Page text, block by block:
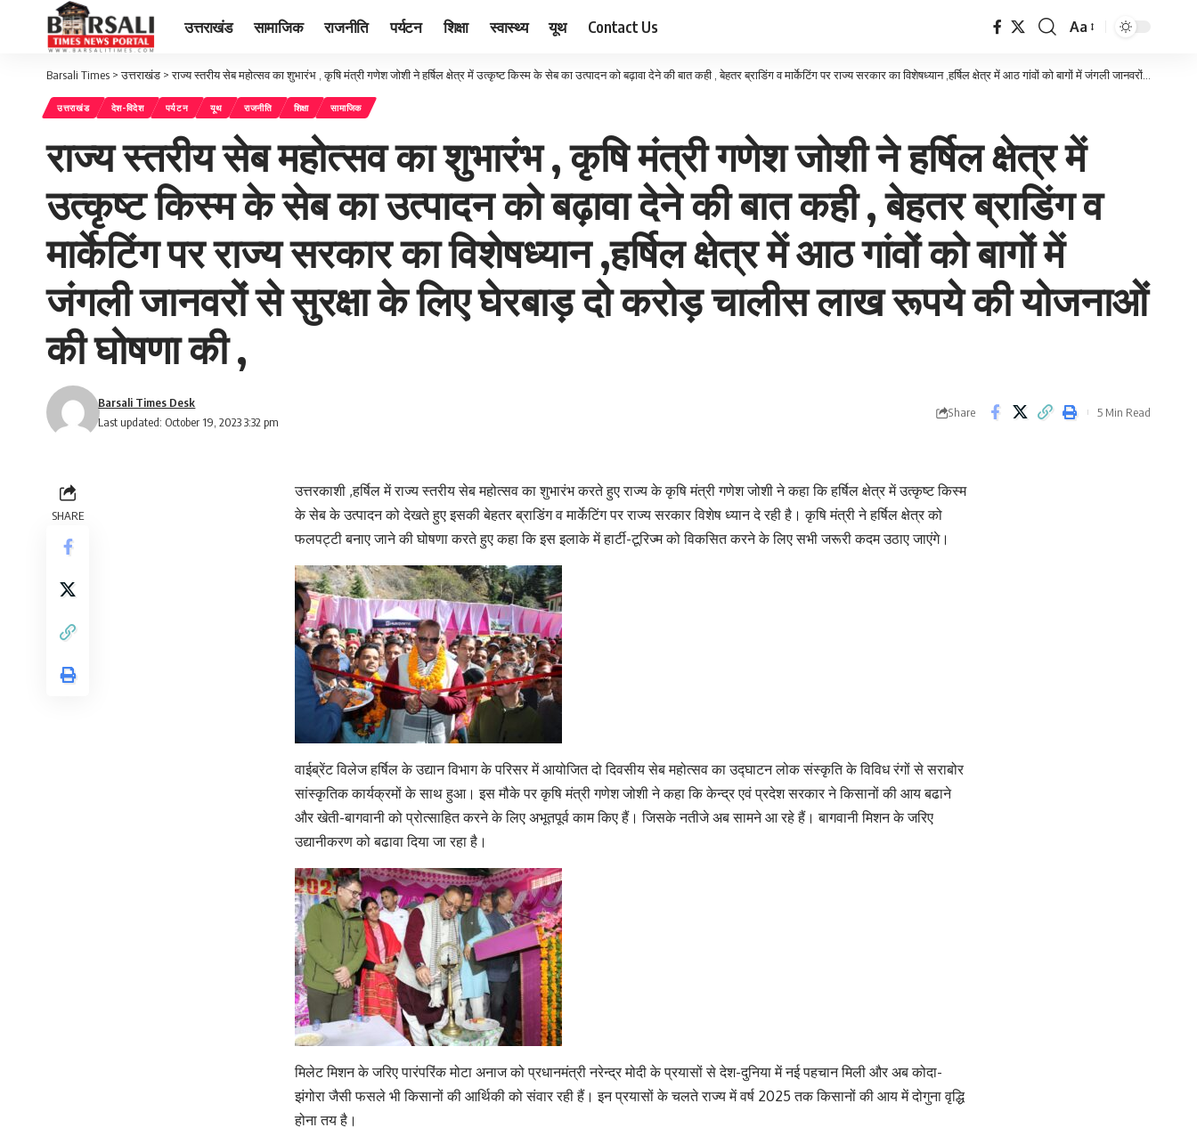
उत्तराखंड सामाजिक राजनीति पर्यटन शिक्षा स्वास्थ्य यूथ Contact Us
Font
Aa
Barsali Times >उत्तराखंड >राज्य स्तरीय सेब महोत्सव का शुभारंभ , कृषि मंत्री गणेश जोशी ने हर्षिल क्षेत्र में उत्कृष्ट किस्म के सेब का उत्पादन को बढ़ावा देने की बात कही , बेहतर ब्राडिंग व मार्केटिंग पर राज्य सरकार का विशेषध्यान ,हर्षिल क्षेत्र में आठ गांवों को बागों में जंगली जानवरों से सुरक्षा के लिए घेरबाड़ दो करोड़ चालीस लाख रूपये की योजनाओं की घोषणा की ,
उत्तराखंड देश-विदेश पर्यटन यूथ राजनीति शिक्षा सामाजिक
राज्य स्तरीय सेब महोत्सव का शुभारंभ , कृषि मंत्री गणेश जोशी ने हर्षिल क्षेत्र में
उत्कृष्ट किस्म के सेब का उत्पादन को बढ़ावा देने की बात कही , बेहतर ब्राडिंग व
मार्केटिंग पर राज्य सरकार का विशेषध्यान ,हर्षिल क्षेत्र में आठ गांवों को बागों में
जंगली जानवरों से सुरक्षा के लिए घेरबाड़ दो करोड़ चालीस लाख रूपये की योजनाओं
की घोषणा की ,
Last updated: October 19, 2023 3:32 pm
Barsali Times Desk
Share 5 Min Read
SHARE
उत्तरकाशी ,हर्षिल में राज्य स्तरीय सेब महोत्सव का शुभारंभ करते हुए राज्य के कृषि मंत्री गणेश जोशी ने कहा कि हर्षिल क्षेत्र में उत्कृष्ट किस्म
के सेब के उत्पादन को देखते हुए इसकी बेहतर ब्राडिंग व मार्केटिंग पर राज्य सरकार विशेष ध्यान दे रही है। कृषि मंत्री ने हर्षिल क्षेत्र को
फलपट्टी बनाए जाने की घोषणा करते हुए कहा कि इस इलाके में हार्टी-टूरिज्म को विकसित करने के लिए सभी जरूरी कदम उठाए जाएंगे।
वाईब्रेंट विलेज हर्षिल के उद्यान विभाग के परिसर में आयोजित दो दिवसीय सेब महोत्सव का उद्घाटन लोक संस्कृति के विविध रंगों से सराबोर
सांस्कृतिक कार्यक्रमों के साथ हुआ। इस मौके पर कृषि मंत्री गणेश जोशी ने कहा कि केन्द्र एवं प्रदेश सरकार ने किसानों की आय बढाने
और खेती-बागवानी को प्रोत्साहित करने के लिए अभूतपूर्व काम किए हैं। जिसके नतीजे अब सामने आ रहे हैं। बागवानी मिशन के जरिए
उद्यानीकरण को बढावा दिया जा रहा है।
मिलेट मिशन के जरिए पारंपरिंक मोटा अनाज को प्रधानमंत्री नरेन्द्र मोदी के प्रयासों से देश-दुनिया में नई पहचान मिली और अब कोदा-
झंगोरा जैसी फसले भी किसानों की आर्थिकी को संवार रही हैं। इन प्रयासों के चलते राज्य में वर्ष 2025 तक किसानों की आय में दोगुना वृद्धि
होना तय है।